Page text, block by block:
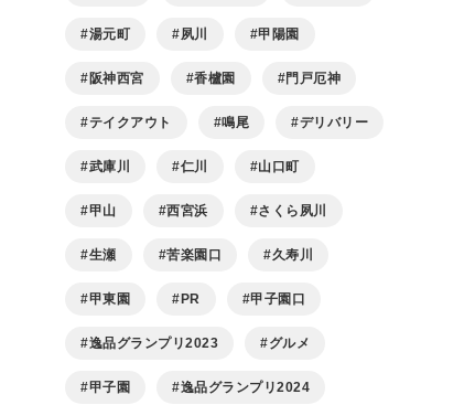
湯元町 夙川 甲陽園
阪神西宮 香櫨園 門戸厄神
テイクアウト 鳴尾 デリバリー
武庫川 仁川 山口町
甲山 西宮浜 さくら夙川
生瀬 苦楽園口 久寿川
甲東園 PR 甲子園口
逸品グランプリ2023 グルメ
甲子園 逸品グランプリ2024